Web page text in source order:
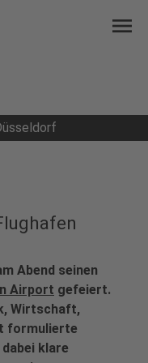
menu
Abend seinen
Airport gefeiert.
Wirtschaft,
formulierte
klare